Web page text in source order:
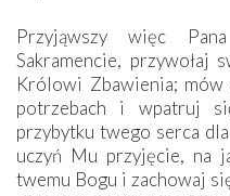
Przyjąwszy więc
Sakramencie, przywołaj
Królowi Zbawienia;
potrzebach i wpatruj
przybytku twego serca
uczyń Mu przyjęcie, na
twemu Bogu i zachowaj